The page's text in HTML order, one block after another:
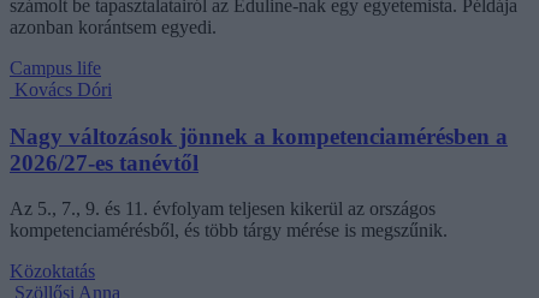
számolt be tapasztalatairól az Eduline-nak egy egyetemista. Példája
azonban korántsem egyedi.
Campus life
Kovács Dóri
Nagy változások jönnek a kompetenciamérésben a
2026/27-es tanévtől
Az 5., 7., 9. és 11. évfolyam teljesen kikerül az országos
kompetenciamérésből, és több tárgy mérése is megszűnik.
Közoktatás
Szöllősi Anna